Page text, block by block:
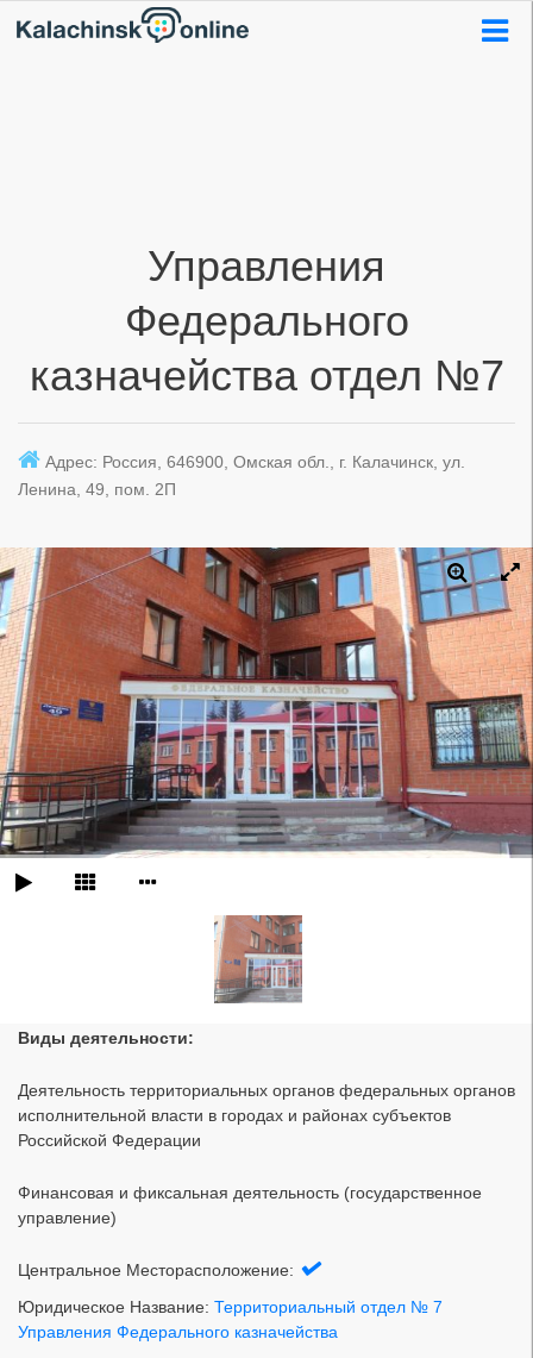
Управления
Федерального
казначейства отдел №7
Адрес: Россия, 646900, Омская обл., г. Калачинск, ул.
Ленина, 49, пом. 2П
Виды деятельности:
Деятельность территориальных органов федеральных органов
исполнительной власти в городах и районах субъектов
Российской Федерации
Финансовая и фиксальная деятельность (государственное
управление)
Центральное Месторасположение:
Юридическое Название: Территориальный отдел № 7
Управления Федерального казначейства